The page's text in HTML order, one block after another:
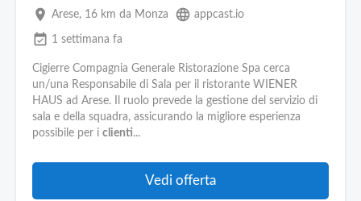
place Arese, 16 km da Monza language appcast.io
event_available 1 settimana fa
Cigierre Compagnia Generale Ristorazione Spa cerca
un/una Responsabile di Sala per il ristorante WIENER
HAUS ad Arese. Il ruolo prevede la gestione del servizio di
sala e della squadra, assicurando la migliore esperienza
possibile per i clienti...
Vedi offerta